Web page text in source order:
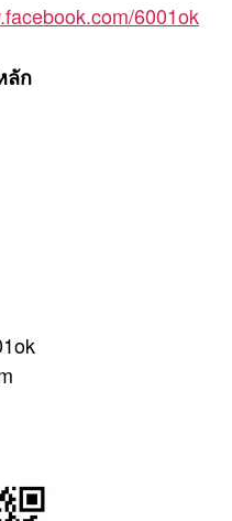
6001ok
ลัก